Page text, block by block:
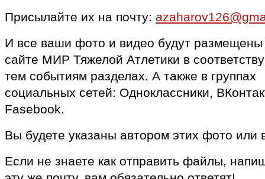
Присылайте их на почту:
И все ваши фото и видео будут размещены
сайте МИР Тяжелой Атлетики в
тем событиям разделах. А также в группах
социальных сетей: Одноклассники,
Fasebook.
Вы будете указаны автором этих фото или
Если не знаете как отправить файлы,